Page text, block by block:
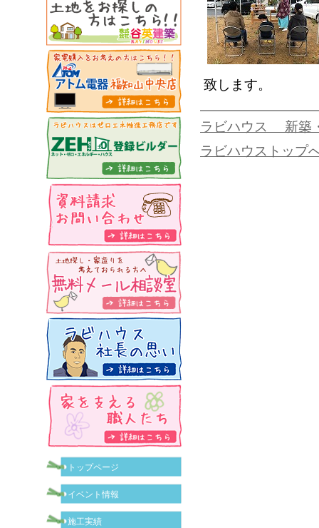
致します。
ラビハウス 新築
ラビハウストップ
トップページ
イベント情報
施工実績